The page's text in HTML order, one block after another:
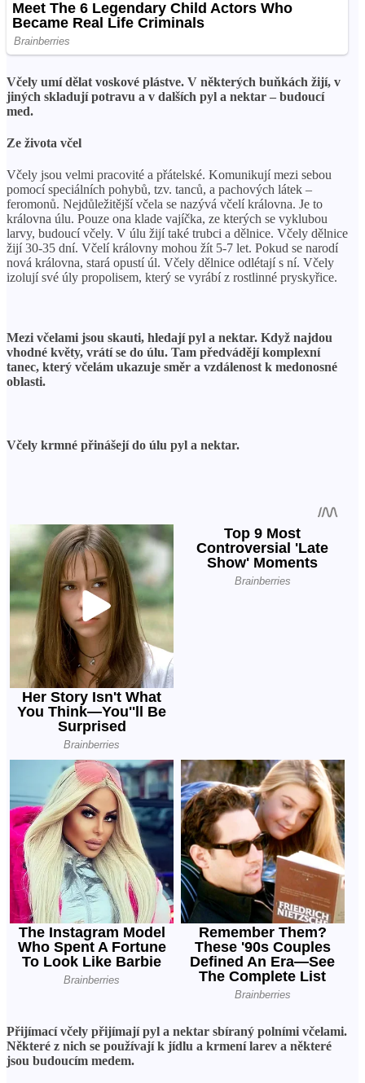
Včely umí dělat voskové plástve. V některých buňkách žijí, v
jiných skladují potravu a v dalších pyl a nektar – budoucí
med.
Ze života včel
Včely jsou velmi pracovité a přátelské. Komunikují mezi sebou
pomocí speciálních pohybů, tzv. tanců, a pachových látek –
feromonů. Nejdůležitější včela se nazývá včelí královna. Je to
královna úlu. Pouze ona klade vajíčka, ze kterých se vyklubou
larvy, budoucí včely. V úlu žijí také trubci a dělnice. Včely dělnice
žijí 30-35 dní. Včelí královny mohou žít 5-7 let. Pokud se narodí
nová královna, stará opustí úl. Včely dělnice odlétají s ní. Včely
izolují své úly propolisem, který se vyrábí z rostlinné pryskyřice.
Mezi včelami jsou skauti, hledají pyl a nektar. Když najdou
vhodné květy, vrátí se do úlu. Tam předvádějí komplexní
tanec, který včelám ukazuje směr a vzdálenost k medonosné
oblasti.
Včely krmné přinášejí do úlu pyl a nektar.
Přijímací včely přijímají pyl a nektar sbíraný polními včelami.
Některé z nich se používají k jídlu a krmení larev a některé
jsou budoucím medem.